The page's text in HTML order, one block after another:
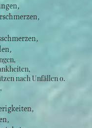
nach Unfällen o.